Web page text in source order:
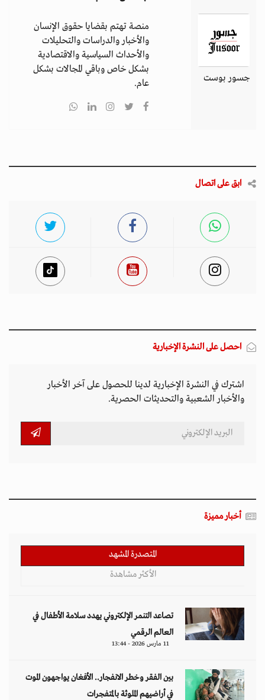
جسور بوست
منصة تهتم بقضايا حقوق الإنسان
والأخبار والدراسات والتحليلات
والأحداث السياسية والاقتصادية
بشكل خاص وباقي المجالات بشكل
عام.
ابق على اتصال
احصل على النشرة الإخبارية
اشترك في النشرة الإخبارية لدينا للحصول على آخر الأخبار
والأخبار الشعبية والتحديثات الحصرية.
أخبار مميزة
المتصدرة المشهد
الأكثر مشاهدة
تصاعد التنمر الإلكتروني يهدد سلامة الأطفال في
العالم الرقمي
11 مارس 2026 - 13:44
بين الفقر وخطر الانفجار.. الأفغان يواجهون الموت
في أراضيهم الملوثة بالمتفجرات